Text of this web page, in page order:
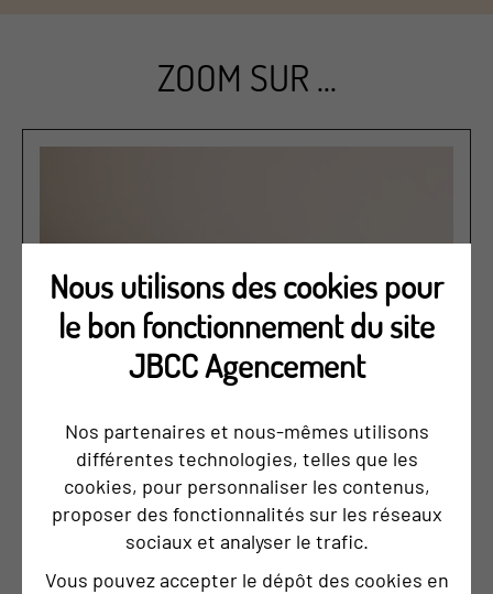
ZOOM SUR ...
Nous utilisons des cookies pour
le bon fonctionnement du site
JBCC Agencement
Nos partenaires et nous-mêmes utilisons
différentes technologies, telles que les
cookies, pour personnaliser les contenus,
proposer des fonctionnalités sur les réseaux
sociaux et analyser le trafic.
Vous pouvez accepter le dépôt des cookies en